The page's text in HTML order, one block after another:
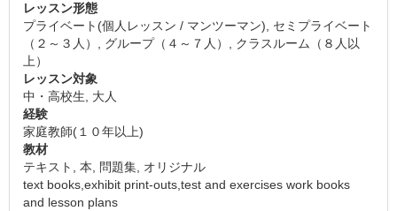
レッスン形態
プライベート(個人レッスン / マンツーマン), セミプライベート
（２～３人）, グループ（４～７人）, クラスルーム（８人以
上）
レッスン対象
中・高校生, 大人
経験
家庭教師(１０年以上)
教材
テキスト, 本, 問題集, オリジナル
text books,exhibit print-outs,test and exercises work books
and lesson plans